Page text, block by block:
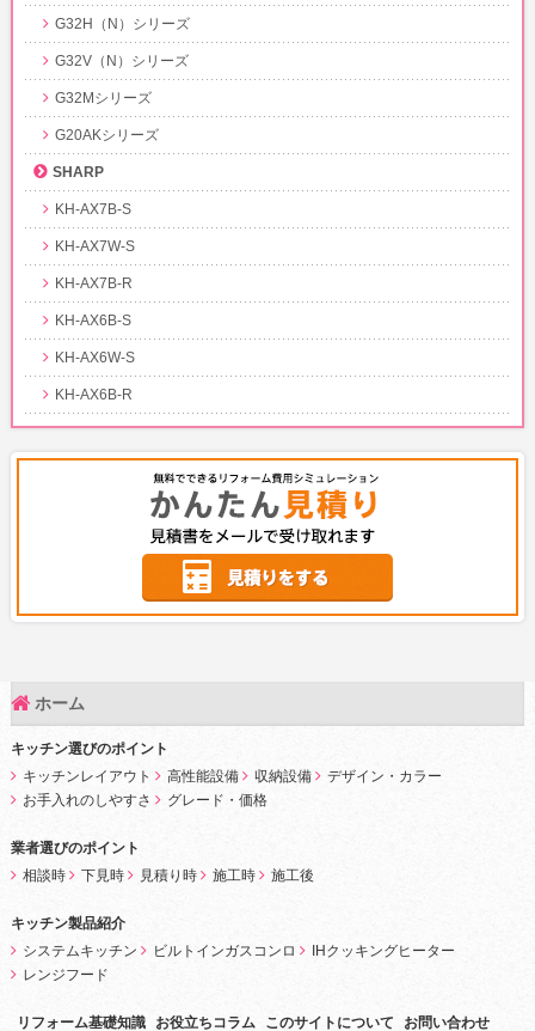
G32H（N）シリーズ
G32V（N）シリーズ
G32Mシリーズ
G20AKシリーズ
SHARP
KH-AX7B-S
KH-AX7W-S
KH-AX7B-R
KH-AX6B-S
KH-AX6W-S
KH-AX6B-R
ホーム
キッチン選びのポイント
キッチンレイアウト
高性能設備 収納設備
デザイン・カラー
お手入れのしやすさ
グレード・価格
業者選びのポイント
相談時
下見時 見積り時 施工時 施工後
キッチン製品紹介
システムキッチン
ビルトインガスコンロ
IHクッキングヒーター
レンジフード
リフォーム基礎知識 お役立ちコラム このサイトについて お問い合わせ